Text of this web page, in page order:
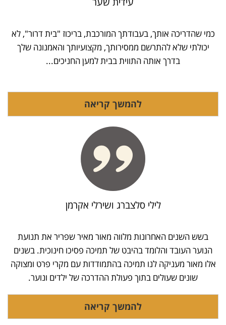
כמי שהדריכה אותך, בעבודתך המורכבת, בריכוז "בית דרור", לא
יכולתי שלא להתרשם ממסירותך, מקצועיותך והאמנונה שלך
בדרך אותה התווית בבית למען החניכים...
להמשך קריאה
לילי סלצברג ושירלי אקרמן
בשש השנים האחרונות מלווה מאור מאיר שפריר את תנועת
הנוער העובד והלומד בהיבט של תמיכה פסיכו חינוכית. בשנים
אלו מאור מעניקה לנו תמיכה בהתמודדות עם מקרי פרט ומצוקה
שונים שעולים בתוך פעולת ההדרכה של ילדים ונוער.
להמשך קריאה